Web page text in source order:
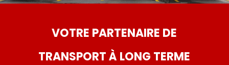
VOTRE PARTENAIRE DE
TRANSPORT À LONG TERME